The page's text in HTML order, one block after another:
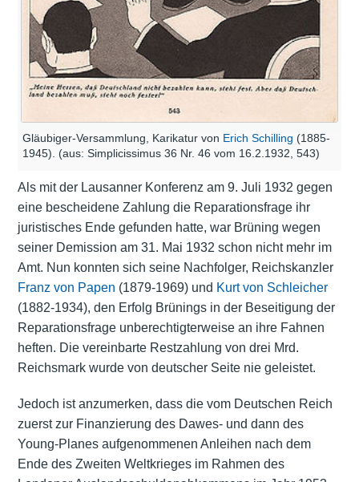
Gläubiger-Versammlung, Karikatur von Erich Schilling (1885-
1945). (aus: Simplicissimus 36 Nr. 46 vom 16.2.1932, 543)
Als mit der Lausanner Konferenz am 9. Juli 1932 gegen
eine bescheidene Zahlung die Reparationsfrage ihr
juristisches Ende gefunden hatte, war Brüning wegen
seiner Demission am 31. Mai 1932 schon nicht mehr im
Amt. Nun konnten sich seine Nachfolger, Reichskanzler
Franz von Papen (1879-1969) und Kurt von Schleicher
(1882-1934), den Erfolg Brünings in der Beseitigung der
Reparationsfrage unberechtigterweise an ihre Fahnen
heften. Die vereinbarte Restzahlung von drei Mrd.
Reichsmark wurde von deutscher Seite nie geleistet.
Jedoch ist anzumerken, dass die vom Deutschen Reich
zuerst zur Finanzierung des Dawes- und dann des
Young-Planes aufgenommenen Anleihen nach dem
Ende des Zweiten Weltkrieges im Rahmen des